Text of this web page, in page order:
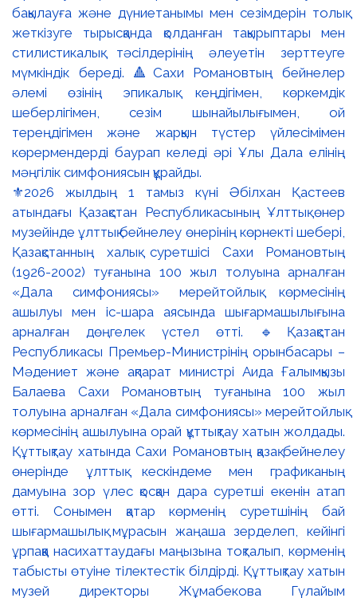
⚜️2026 жылдың 1 тамыз күні Әбілхан Қастеев
атындағы Қазақстан Республикасының Ұлттық өнер
музейінде ұлттық бейнелеу өнерінің көрнекті шебері,
Қазақстанның халық суретшісі Сахи Романовтың
(1926-2002) туғанына 100 жыл толуына арналған
«Дала симфониясы» мерейтойлық көрмесінің
ашылуы мен іс-шара аясында шығармашылығына
арналған дөңгелек үстел өтті. 🔹Қазақстан
Республикасы Премьер-Министрінің орынбасары –
Мәдениет және ақпарат министрі Аида Ғалымқызы
Балаева Сахи Романовтың туғанына 100 жыл
толуына арналған «Дала симфониясы» мерейтойлық
көрмесінің ашылуына орай құттықтау хатын жолдады.
Құттықтау хатында Сахи Романовтың қазақ бейнелеу
өнерінде ұлттық кескіндеме мен графиканың
дамуына зор үлес қосқан дара суретші екенін атап
өтті. Сонымен қатар көрменің суретшінің бай
шығармашылық мұрасын жаңаша зерделеп, кейінгі
ұрпаққа насихаттаудағы маңызына тоқталып, көрменің
табысты өтуіне тілектестік білдірді. Құттықтау хатын
музей директоры Жұмабекова Гүлайым